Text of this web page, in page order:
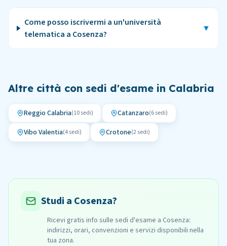
Come posso iscrivermi a un'università
telematica a Cosenza?
▼
Altre città con sedi d'esame in Calabria
Reggio Calabria(10sedi) Catanzaro(6sedi)
Vibo Valentia(4sedi) Crotone(2sedi)
Studi a Cosenza?
Ricevi gratis info sulle sedi d'esame a Cosenza:
indirizzi, orari, convenzioni e servizi disponibili nella
tua zona.